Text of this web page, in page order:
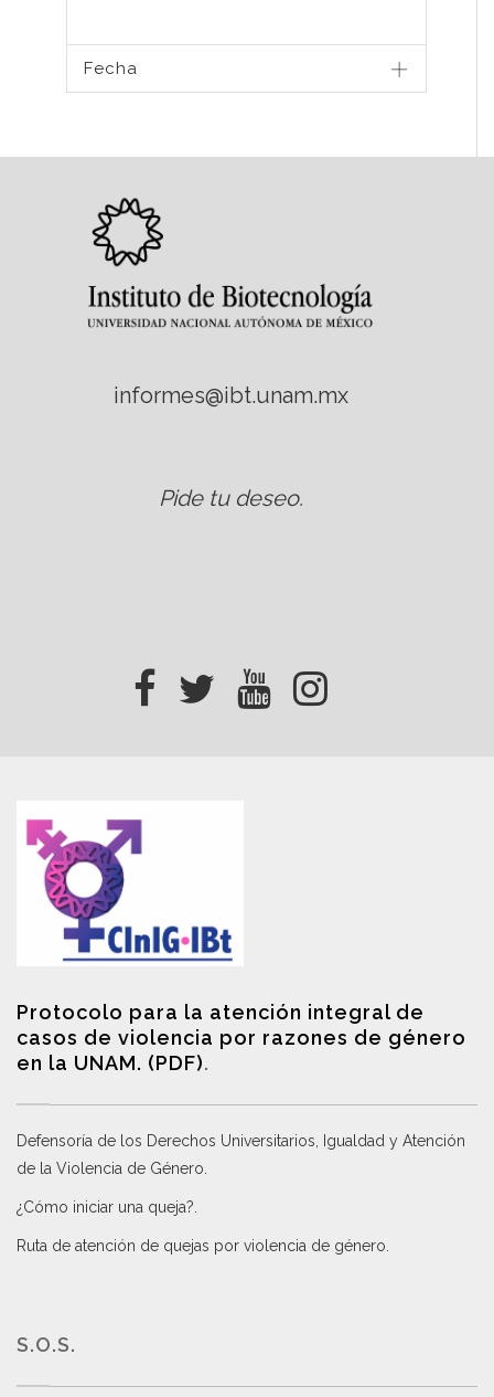
Fecha
informes@ibt.unam.mx
Pide tu deseo.
Protocolo para la atención integral de
casos de violencia por razones de género
en la UNAM. (PDF).
Defensoría de los Derechos Universitarios, Igualdad y Atención
de la Violencia de Género
¿Cómo iniciar una queja?
Ruta de atención de quejas por violencia de género
S.O.S.